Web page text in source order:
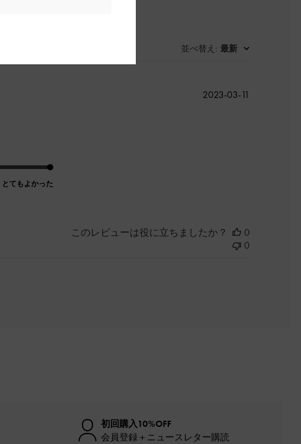
並べ替え : 最新
とてもよかった
2023-03-11
このレビューは役に立ちましたか？
0
0
初回購入10%OFF
会員登録＋ニュースレター購読